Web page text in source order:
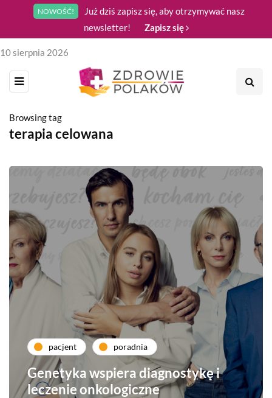
NOWOŚĆ!
Już dziś zapisz się, aby otrzymywać nasz
newsletter!
Zapisz się
10 sierpnia 2026
Browsing tag
terapia celowana
pacjent poradnia
Genetyka wspiera diagnostykę i
leczenie onkologiczne